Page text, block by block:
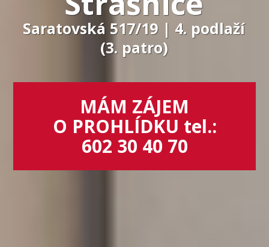
Saratovská 517/19 | 4. podlaží
(3. patro)
MÁM ZÁJEM
O PROHLÍDKU tel.:
602 30 40 70